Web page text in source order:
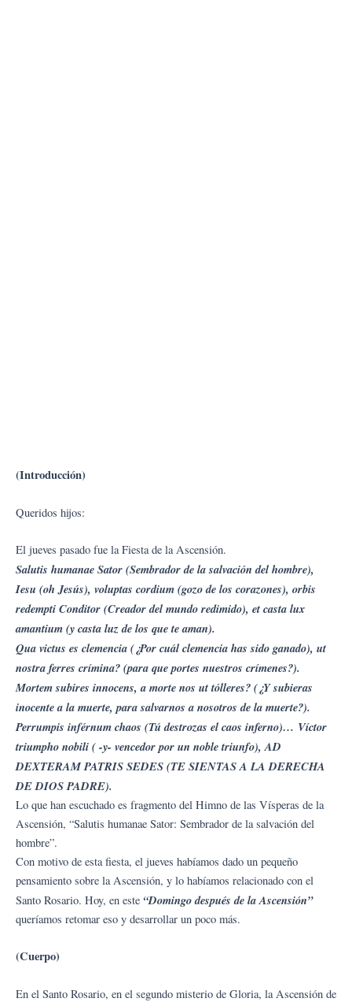
(Introducción)
Queridos hijos:
El jueves pasado fue la Fiesta de la Ascensión.
Salutis humanae Sator (Sembrador de la salvación del hombre),
Iesu (oh Jesús), voluptas cordium (gozo de los corazones), orbis
redempti Conditor (Creador del mundo redimido), et casta lux
amantium (y casta luz de los que te aman).
Qua victus es clemencia (¿Por cuál clemencia has sido ganado), ut
nostra ferres crímina? (para que portes nuestros crímenes?).
Mortem subires innocens, a morte nos ut tólleres? (¿Y subieras
inocente a la muerte, para salvarnos a nosotros de la muerte?).
Perrumpis inférnum chaos (Tú destrozas el caos inferno)… Víctor
triumpho nobili ( -y- vencedor por un noble triunfo), AD
DEXTERAM PATRIS SEDES (TE SIENTAS A LA DERECHA
DE DIOS PADRE).
Lo que han escuchado es fragmento del Himno de las Vísperas de la
Ascensión, “Salutis humanae Sator: Sembrador de la salvación del
hombre”.
Con motivo de esta fiesta, el jueves habíamos dado un pequeño
pensamiento sobre la Ascensión, y lo habíamos relacionado con el
Santo Rosario. Hoy, en este “Domingo después de la Ascensión”
queríamos retomar eso y desarrollar un poco más.
(Cuerpo)
En el Santo Rosario, en el segundo misterio de Gloria, la Ascensión de